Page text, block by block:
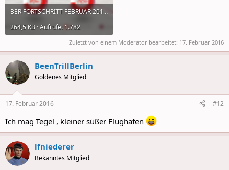
BER FORTSCHRITT FEBRUAR 2016.png
264,5 KB · Aufrufe: 1.782
Zuletzt von einem Moderator bearbeitet: 17. Februar 2016
BeenTrillBerlin
Goldenes Mitglied
17. Februar 2016 #12
Ich mag Tegel , kleiner süßer Flughafen
lfniederer
Bekanntes Mitglied